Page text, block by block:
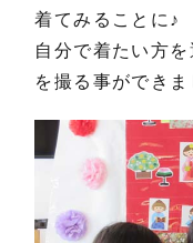
着てみることに♪
自分で着たい方
を撮る事ができま